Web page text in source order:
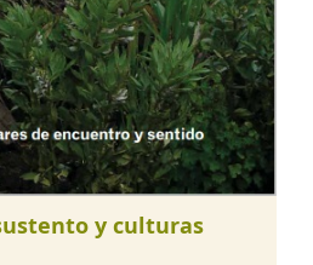
y culturas